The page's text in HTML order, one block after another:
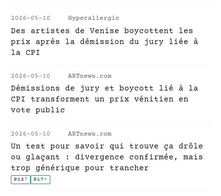
2026-05-10 Hyperallergic
Des artistes de Venise boycottent les
prix après la démission du jury liée à
la CPI
2026-05-10 ARTnews.com
Démissions de jury et boycott lié à la
CPI transforment un prix vénitien en
vote public
2026-05-10 ARTnews.com
Un test pour savoir qui trouve ça drôle
ou glaçant : divergence confirmée, mais
trop générique pour trancher
P12? P17+